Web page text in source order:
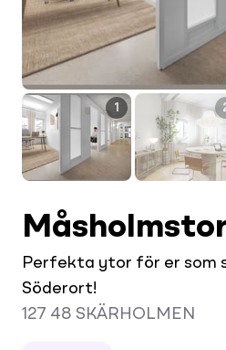
1
Perfekta ytor för er som
Söderort!
127 48 SKÄRHOLMEN